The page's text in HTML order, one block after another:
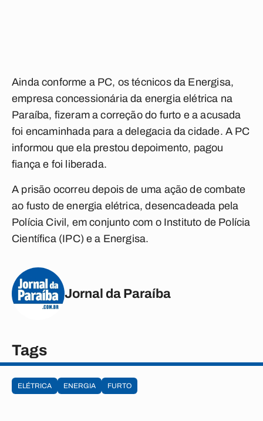
Ainda conforme a PC, os técnicos da Energisa,
empresa concessionária da energia elétrica na
Paraíba, fizeram a correção do furto e a acusada
foi encaminhada para a delegacia da cidade. A PC
informou que ela prestou depoimento, pagou
fiança e foi liberada.
A prisão ocorreu depois de uma ação de combate
ao fusto de energia elétrica, desencadeada pela
Polícia Civil, em conjunto com o Instituto de Polícia
Científica (IPC) e a Energisa.
Jornal da Paraíba
Tags
ELÉTRICA ENERGIA FURTO